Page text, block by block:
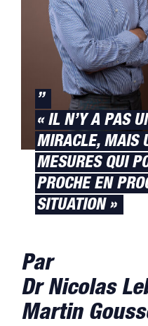
”
« IL N’Y A PAS
MIRACLE, MAIS
MESURES QUI
PROCHE EN
SITUATION »
Par
Dr Nicolas
Martin